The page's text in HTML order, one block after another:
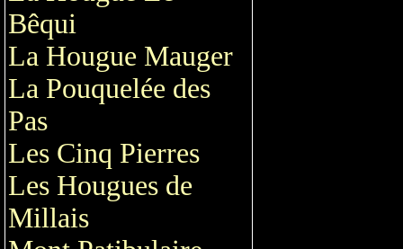
Bêqui
La Hougue Mauger
La Pouquelée des
Pas
Les Cinq Pierres
Les Hougues de
Millais